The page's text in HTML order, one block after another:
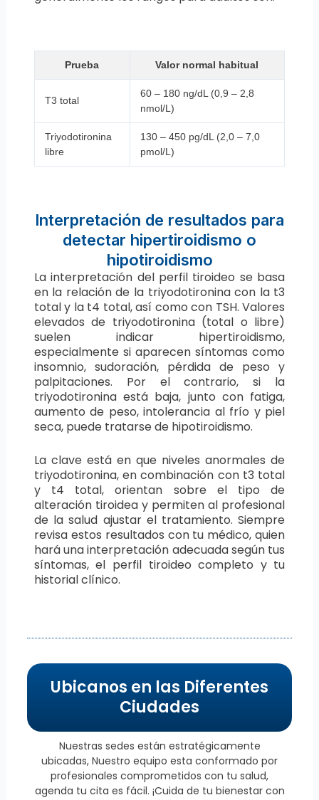
Prueba Valor normal habitual
T3 total
60 – 180 ng/dL (0,9 – 2,8
nmol/L)
Triyodotironina
libre
130 – 450 pg/dL (2,0 – 7,0
pmol/L)
Interpretación de resultados para
detectar hipertiroidismo o
hipotiroidismo
La interpretación del perfil tiroideo se basa
en la relación de la triyodotironina con la t3
total y la t4 total, así como con TSH. Valores
elevados de triyodotironina (total o libre)
suelen indicar hipertiroidismo,
especialmente si aparecen síntomas como
insomnio, sudoración, pérdida de peso y
palpitaciones. Por el contrario, si la
triyodotironina está baja, junto con fatiga,
aumento de peso, intolerancia al frío y piel
seca, puede tratarse de hipotiroidismo.
La clave está en que niveles anormales de
triyodotironina, en combinación con t3 total
y t4 total, orientan sobre el tipo de
alteración tiroidea y permiten al profesional
de la salud ajustar el tratamiento. Siempre
revisa estos resultados con tu médico, quien
hará una interpretación adecuada según tus
síntomas, el perfil tiroideo completo y tu
historial clínico.
Ubicanos en las Diferentes
Ciudades
Nuestras sedes están estratégicamente
ubicadas, Nuestro equipo esta conformado por
profesionales comprometidos con tu salud,
agenda tu cita es fácil. ¡Cuida de tu bienestar con